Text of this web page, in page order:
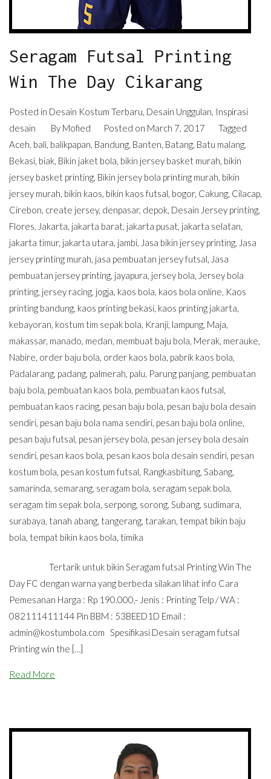
Seragam Futsal Printing
Win The Day Cikarang
Posted in Desain Kostum Terbaru, Desain Unggulan, Inspirasi
desain
By Mofied Posted on March 7, 2017
Tagged
Aceh, bali, balikpapan, Bandung, Banten, Batang, Batu malang,
Bekasi, biak, Bikin jaket bola, bikin jersey basket murah, bikin
jersey basket printing, Bikin jersey bola printing murah, bikin
jersey murah, bikin kaos, bikin kaos futsal, bogor, Cakung, Cilacap,
Cirebon, create jersey, denpasar, depok, Desain Jersey printing,
Flores, Jakarta, jakarta barat, jakarta pusat, jakarta selatan,
jakarta timur, jakarta utara, jambi, Jasa bikin jersey printing, Jasa
jersey printing murah, jasa pembuatan jersey futsal, Jasa
pembuatan jersey printing, jayapura, jersey bola, Jersey bola
printing, jersey racing, jogja, kaos bola, kaos bola online, Kaos
printing bandung, kaos printing bekasi, kaos printing jakarta,
kebayoran, kostum tim sepak bola, Kranji, lampung, Maja,
makassar, manado, medan, membuat baju bola, Merak, merauke,
Nabire, order baju bola, order kaos bola, pabrik kaos bola,
Padalarang, padang, palmerah, palu, Parung panjang, pembuatan
baju bola, pembuatan kaos bola, pembuatan kaos futsal,
pembuatan kaos racing, pesan baju bola, pesan baju bola desain
sendiri, pesan baju bola nama sendiri, pesan baju bola online,
pesan baju futsal, pesan jersey bola, pesan jersey bola desain
sendiri, pesan kaos bola, pesan kaos bola desain sendiri, pesan
kostum bola, pesan kostum futsal, Rangkasbitung, Sabang,
samarinda, semarang, seragam bola, seragam sepak bola,
seragam tim sepak bola, serpong, sorong, Subang, sudimara,
surabaya, tanah abang, tangerang, tarakan, tempat bikin baju
bola, tempat bikin kaos bola, timika
Tertarik untuk bikin Seragam futsal Printing Win The
Day FC dengan warna yang berbeda silakan lihat info Cara
Pemesanan Harga : Rp 190.000,- Jenis : Printing Telp / WA :
082111411144 Pin BBM : 53BEED1D Email :
admin@kostumbola.com Spesifikasi Desain seragam futsal
Printing win the […]
Read More